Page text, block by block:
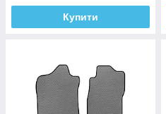
Купити